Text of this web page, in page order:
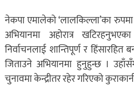
नेकपा एमालेको ‘लालकिल्ला’का रुपमा
अभियानमा अहोरात्र
निर्वाचनलाई शान्तिपूर्ण र हिंसारहित
जिताउने अभियानमा हुनुहुन्छ ।
चुनावमा केन्द्रीतर रहेर गरिएको